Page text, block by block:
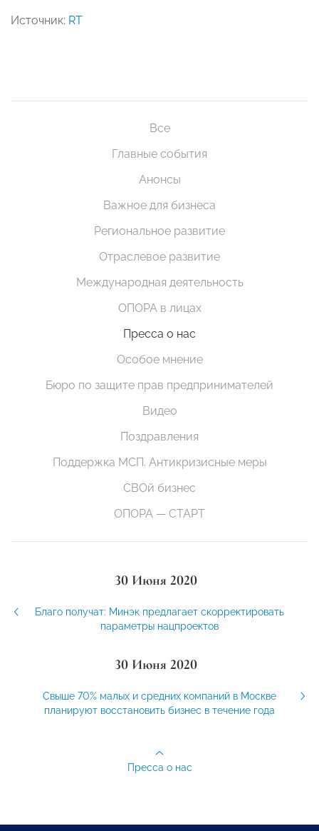
Источник: RT
Все
Главные события
Анонсы
Важное для бизнеса
Региональное развитие
Отраслевое развитие
Международная деятельность
ОПОРА в лицах
Пресса о нас
Особое мнение
Бюро по защите прав предпринимателей
Видео
Поздравления
Поддержка МСП. Антикризисные меры
СВОй бизнес
ОПОРА — СТАРТ
30 Июня 2020
Благо получат: Минэк предлагает скорректировать
параметры нацпроектов
30 Июня 2020
Свыше 70% малых и средних компаний в Москве
планируют восстановить бизнес в течение года
Пресса о нас